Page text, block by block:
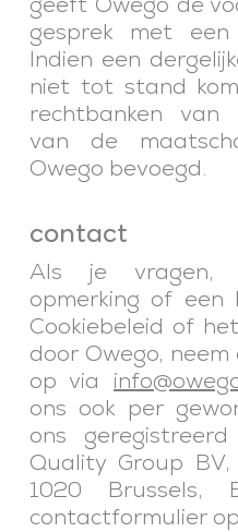
gesprek met een
Indien een
niet tot stand
rechtbanken van
van de
Owego bevoegd.
contact
Als je vragen,
opmerking of
Cookiebeleid of
door Owego,
op via
ons ook per
ons
Quality Group
1020
contactformulier